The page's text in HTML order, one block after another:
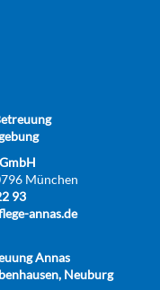
München
93
annas.de
Annas
Neuburg